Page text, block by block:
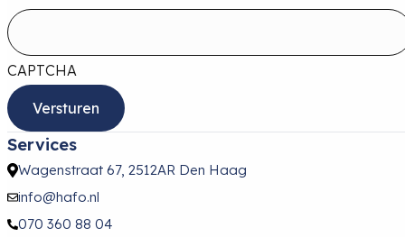
CAPTCHA
Services
Wagenstraat 67, 2512AR Den Haag
info@hafo.nl
070 360 88 04